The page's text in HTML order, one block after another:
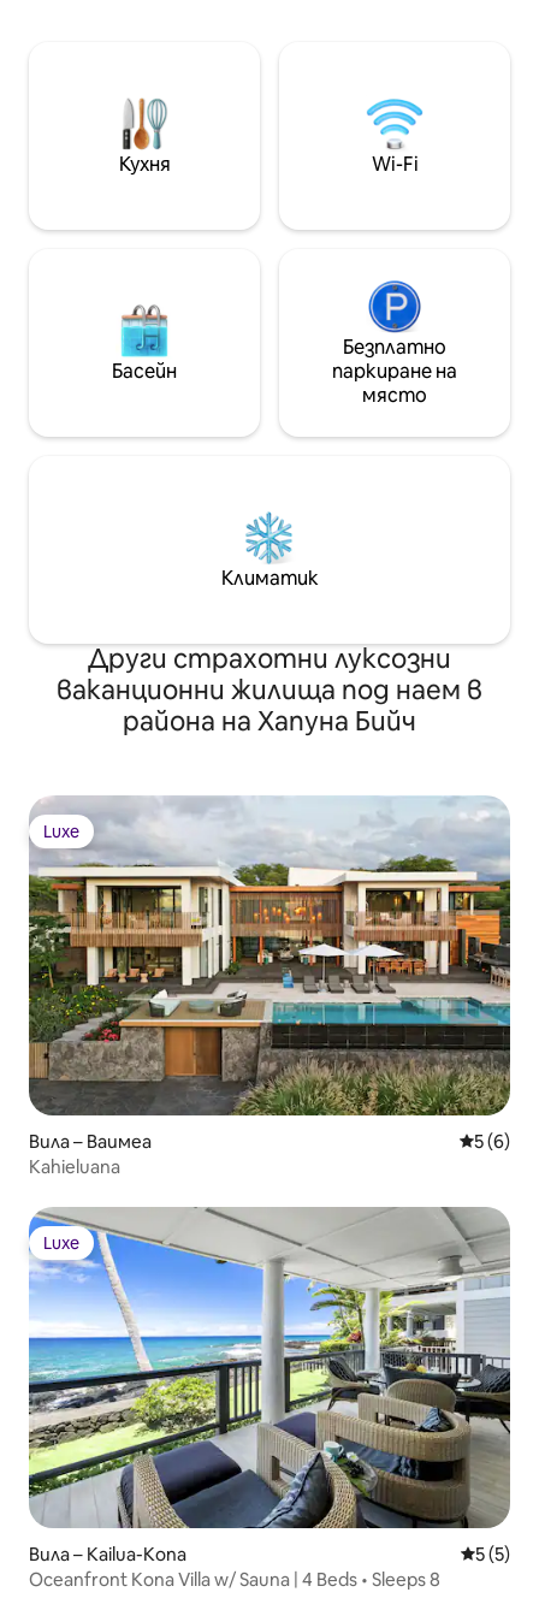
Кухня Wi-Fi
Басейн
Безплатно
паркиране на
място
Климатик
Други страхотни луксозни
ваканционни жилища под наем в
района на Хапуна Бийч
Luxe
Luxe
Вила – Ваимеа Средна
5 (6)
Kahieluana
Luxe
Luxe
Вила – Kailua-Kona Средна
5 (5)
Oceanfront Kona Villa w/ Sauna | 4 Beds • Sleeps 8